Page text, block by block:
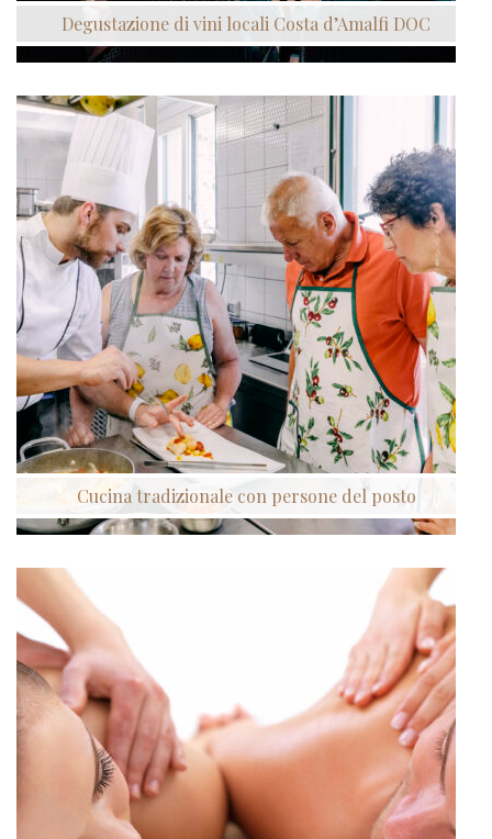
Degustazione di vini locali Costa d’Amalfi DOC
Cucina tradizionale con persone del posto